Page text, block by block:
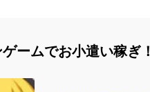
ームでお小遣い稼ぎ！